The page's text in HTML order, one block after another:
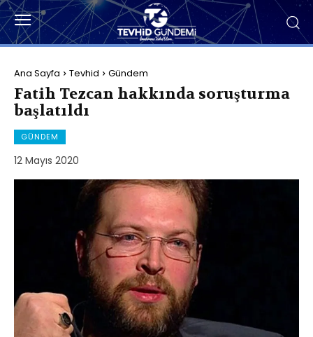
Ana Sayfa Tevhid Gündem
Fatih Tezcan hakkında soruşturma
başlatıldı
GÜNDEM
12 Mayıs 2020